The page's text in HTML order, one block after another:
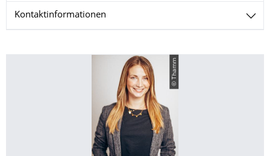
Kontaktinformationen
© Thamm